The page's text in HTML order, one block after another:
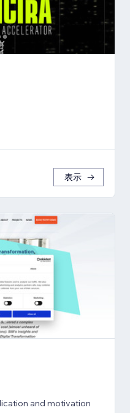
表示
and motivation